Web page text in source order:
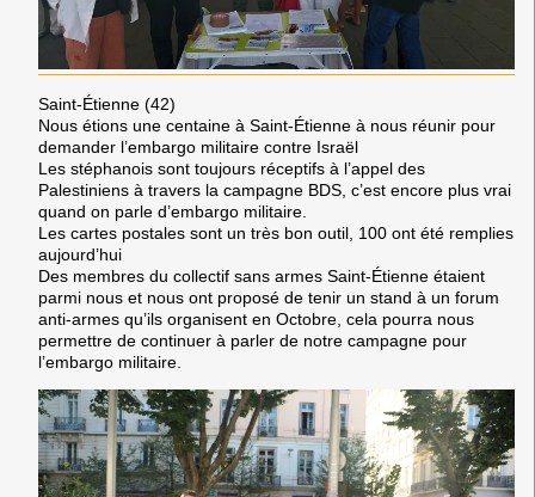
Saint-Étienne (42)
Nous étions une centaine à Saint-Étienne à nous réunir pour
demander l’embargo militaire contre Israël
Les stéphanois sont toujours réceptifs à l’appel des
Palestiniens à travers la campagne BDS, c’est encore plus vrai
quand on parle d’embargo militaire.
Les cartes postales sont un très bon outil, 100 ont été remplies
aujourd’hui
Des membres du collectif sans armes Saint-Étienne étaient
parmi nous et nous ont proposé de tenir un stand à un forum
anti-armes qu’ils organisent en Octobre, cela pourra nous
permettre de continuer à parler de notre campagne pour
l’embargo militaire.